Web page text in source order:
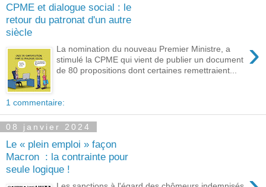
CPME et dialogue social : le
retour du patronat d'un autre
siècle
›
La nomination du nouveau Premier Ministre, a
stimulé la CPME qui vient de publier un document
de 80 propositions dont certaines remettraient...
1 commentaire:
08 janvier 2024
Le « plein emploi » façon
Macron : la contrainte pour
seule logique !